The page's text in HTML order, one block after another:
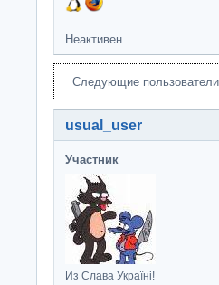
Неактивен
Следующие
usual_user
Участник
Из Слава Україні!